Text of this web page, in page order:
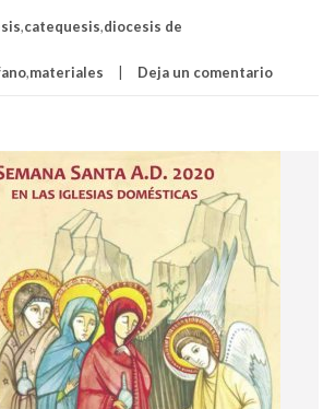
,catequesis,diocesis de
,materiales Deja un comentario